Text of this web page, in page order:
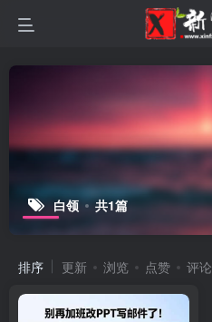
白领 共1篇
排序 更新 浏览 点赞 评论